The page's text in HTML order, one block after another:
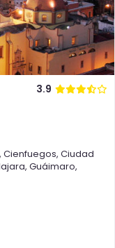
3.9
, Cienfuegos, Ciudad
, Guáimaro,